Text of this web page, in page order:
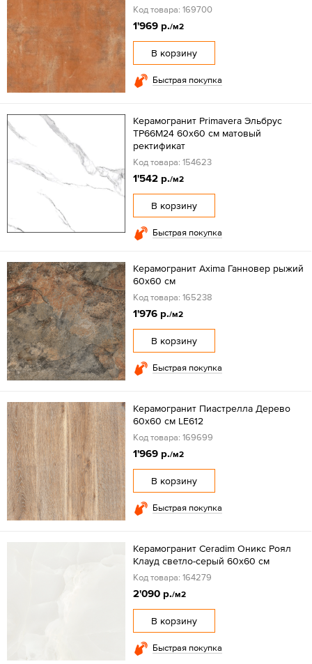
Код товара: 169700
1'969 р./м2
В корзину
Быстрая покупка
Керамогранит Primavera Эльбрус
TP66M24 60х60 см матовый
ректификат
Код товара: 154623
1'542 р./м2
В корзину
Быстрая покупка
Керамогранит Axima Ганновер рыжий
60x60 см
Код товара: 165238
1'976 р./м2
В корзину
Быстрая покупка
Керамогранит Пиастрелла Дерево
60x60 см LE612
Код товара: 169699
1'969 р./м2
В корзину
Быстрая покупка
Керамогранит Ceradim Оникс Роял
Клауд светло-серый 60x60 см
Код товара: 164279
2'090 р./м2
В корзину
Быстрая покупка